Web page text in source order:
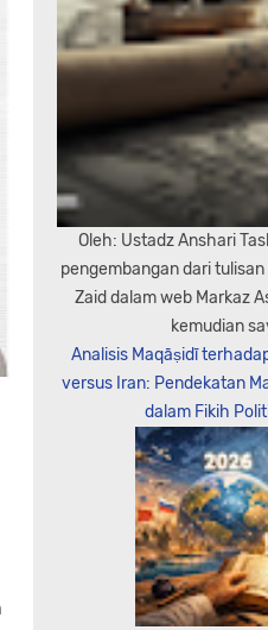
Oleh: Ustadz Anshari
pengembangan dari
Zaid dalam web Markaz
kemudian
Analisis Maqāṣidī
versus Iran: Pendekatan
dalam Fikih